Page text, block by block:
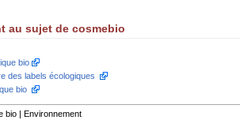
au sujet de cosmebio
bio
des labels écologiques
bio
bio |Environnement